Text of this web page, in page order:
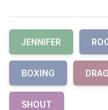
JENNIFER
BOXING
SHOUT